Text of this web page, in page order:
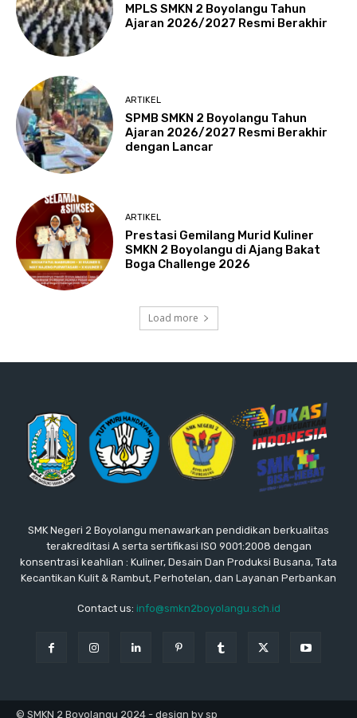
MPLS SMKN 2 Boyolangu Tahun
Ajaran 2026/2027 Resmi Berakhir
ARTIKEL
SPMB SMKN 2 Boyolangu Tahun
Ajaran 2026/2027 Resmi Berakhir
dengan Lancar
ARTIKEL
Prestasi Gemilang Murid Kuliner
SMKN 2 Boyolangu di Ajang Bakat
Boga Challenge 2026
Load more
SMK Negeri 2 Boyolangu menawarkan pendidikan berkualitas
terakreditasi A serta sertifikasi ISO 9001:2008 dengan
konsentrasi keahlian : Kuliner, Desain Dan Produksi Busana, Tata
Kecantikan Kulit & Rambut, Perhotelan, dan Layanan Perbankan
Contact us: info@smkn2boyolangu.sch.id
© SMKN 2 Boyolangu 2024 - design by sp